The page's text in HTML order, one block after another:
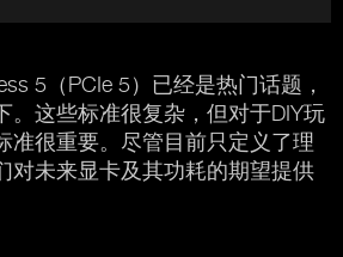
5（PCIe 5）已经是热门话题，
。这些标准很复杂，但对于DIY玩
准很重要。尽管目前只定义了理
对未来显卡及其功耗的期望提供